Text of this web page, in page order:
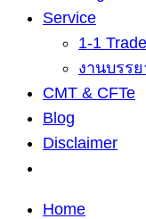
Service
1-1
งานบรร
CMT & CFTe
Blog
Disclaimer
Home